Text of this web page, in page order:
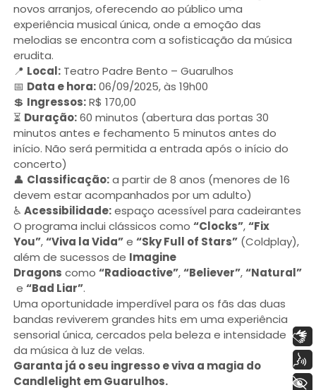
novos arranjos, oferecendo ao público uma
experiência musical única, onde a emoção das
melodias se encontra com a sofisticação da música
erudita.
📍 Local:Teatro Padre Bento – Guarulhos
📅 Data e hora:06/09/2025, às 19h00
💲 Ingressos:R$ 170,00
⏳ Duração:60 minutos (abertura das portas 30
minutos antes e fechamento 5 minutos antes do
início. Não será permitida a entrada após o início do
concerto)
👤 Classificação:a partir de 8 anos (menores de 16
devem estar acompanhados por um adulto)
♿ Acessibilidade:espaço acessível para cadeirantes
O programa inclui clássicos como “Clocks”,“Fix
You”,“Viva la Vida”e “Sky Full of Stars”(Coldplay),
além de sucessos de Imagine
Dragons como “Radioactive”,“Believer”,“Natural”
e “Bad Liar”.
Uma oportunidade imperdível para os fãs das duas
bandas reviverem grandes hits em uma experiência
sensorial única, cercados pela beleza e intensidade
da música à luz de velas.
Garanta já o seu ingresso e viva a magia do
Candlelight em Guarulhos.
Libras
Voz